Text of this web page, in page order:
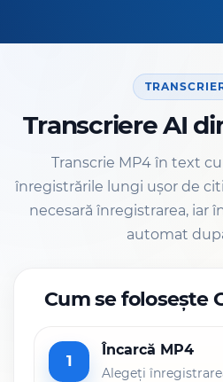
Transcriere AI
Transcrie MP4 în text
înregistrările lungi ușor de
necesară înregistrarea, iar
automat
Cum se folosește
1
Încarcă MP4
Alegeți